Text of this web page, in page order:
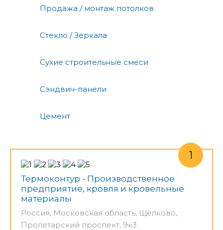
Продажа / монтаж потолков
Стекло / Зеркала
Сухие строительные смеси
Сэндвич-панели
Цемент
Термоконтур - Производственное
предприятие, кровля и кровельные
материалы
Россия, Московская область, Щёлково,
Пролетарский проспект, 9к3